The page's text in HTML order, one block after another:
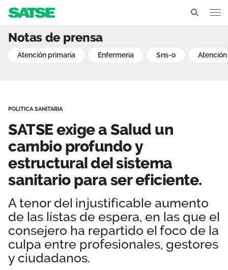
Delegados Sindicales
Estructura organizativa
Transparencia
Secciones sindicales
Servicios
Actualidad
Temas
Sala de prensa
Perspectivas
Documentos
Navarra
Contáctanos
Área privada
SATSE exige a Salud
Notas de prensa
atención primaria enfermería sns-o
POLITICA SANITARIA
SATSE exige a Salud un
cambio profundo y
estructural del sistema
sanitario para ser eficiente.
A tenor del injustificable aumento
de las listas de espera, en las que el
consejero ha repartido el foco de la
culpa entre profesionales, gestores
y ciudadanos.